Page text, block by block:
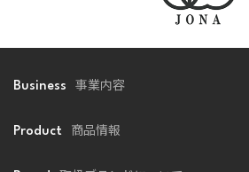
Business 事業内容
Product 商品情報